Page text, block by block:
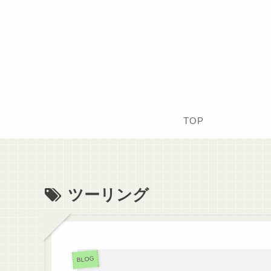
TOP
ツーリング
BLOG